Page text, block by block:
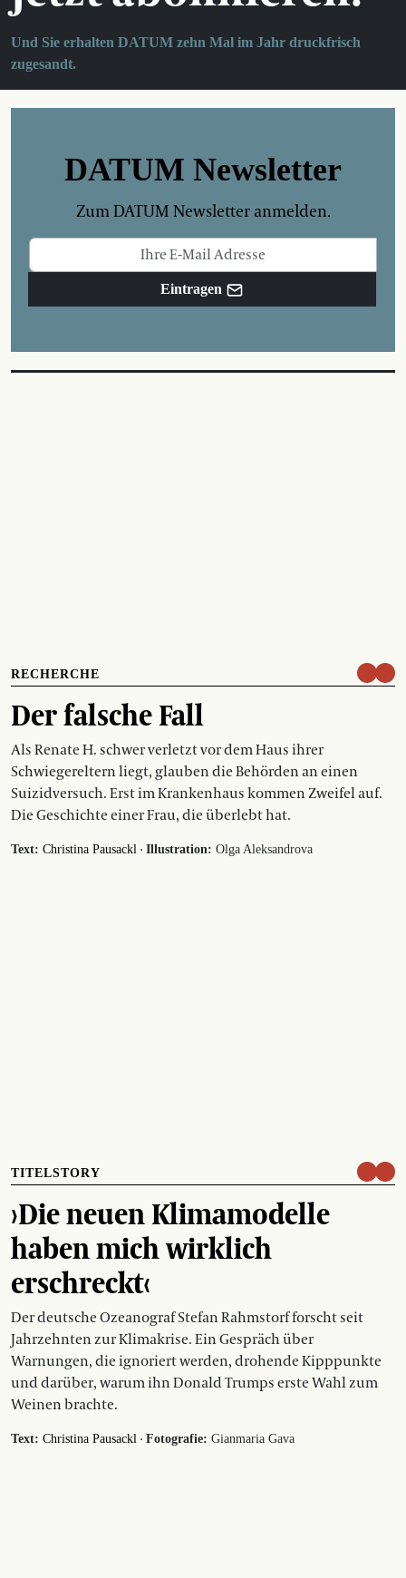
Und Sie erhalten DATUM zehn Mal im Jahr druckfrisch
zugesandt.
DATUM Newsletter
Zum DATUM Newsletter anmelden.
Eintragen
RECHERCHE
Der falsche Fall
Als Renate H. schwer verletzt vor dem Haus ihrer
Schwiegereltern liegt, glauben die Behörden an einen
Suizidversuch. Erst im Krankenhaus kommen Zweifel auf.
Die Geschichte einer Frau, die überlebt hat.
Text: Christina Pausackl · Illustration: Olga Aleksandrova
TITELSTORY
›Die neuen Klimamodelle
haben mich wirklich
erschreckt‹
Der deutsche Ozeanograf Stefan Rahmstorf forscht seit
Jahrzehnten zur Klimakrise. Ein Gespräch über
Warnungen, die ignoriert werden, drohende Kipppunkte
und darüber, warum ihn Donald Trumps erste Wahl zum
Weinen brachte.
Text: Christina Pausackl · Fotografie: Gianmaria Gava